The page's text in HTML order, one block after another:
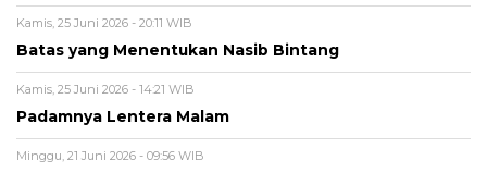
Kamis, 25 Juni 2026 - 20:11 WIB
Batas yang Menentukan Nasib Bintang
Kamis, 25 Juni 2026 - 14:21 WIB
Padamnya Lentera Malam
Minggu, 21 Juni 2026 - 09:56 WIB